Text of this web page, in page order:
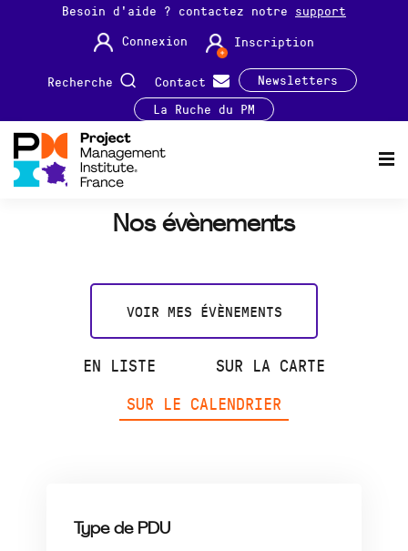
Besoin d'aide ? contactez notre support
Connexion
Inscription
Recherche Contact
Newsletters
La Ruche du PM
Nos évènements
VOIR MES ÉVÈNEMENTS
EN LISTE
SUR LA CARTE
SUR LE CALENDRIER
Type de PDU